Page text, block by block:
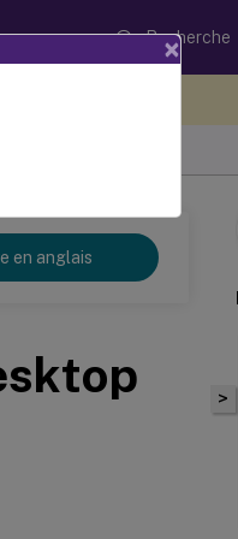
Recherche
en anglais
>
×